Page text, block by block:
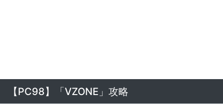
【PC98】「VZONE」攻略